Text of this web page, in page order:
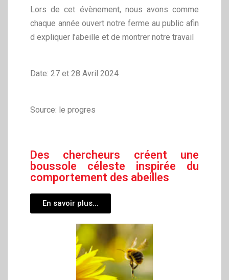
Lors de cet évènement, nous avons comme
chaque année ouvert notre ferme au public afin
d expliquer l’abeille et de montrer notre travail
Date: 27 et 28 Avril 2024
Source: le progres
Des chercheurs créent une
boussole céleste inspirée du
comportement des abeilles
En savoir plus...